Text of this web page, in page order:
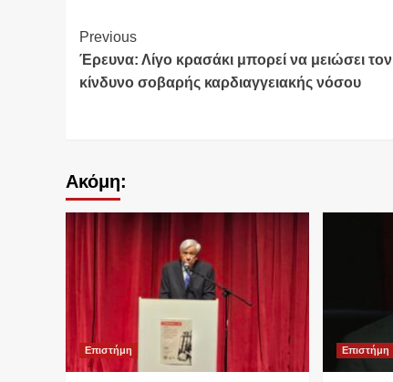
Continue
Reading
Previous
Έρευνα: Λίγο κρασάκι μπορεί να μειώσει τον
κίνδυνο σοβαρής καρδιαγγειακής νόσου
Ακόμη:
Επιστήμη Επιστήμη